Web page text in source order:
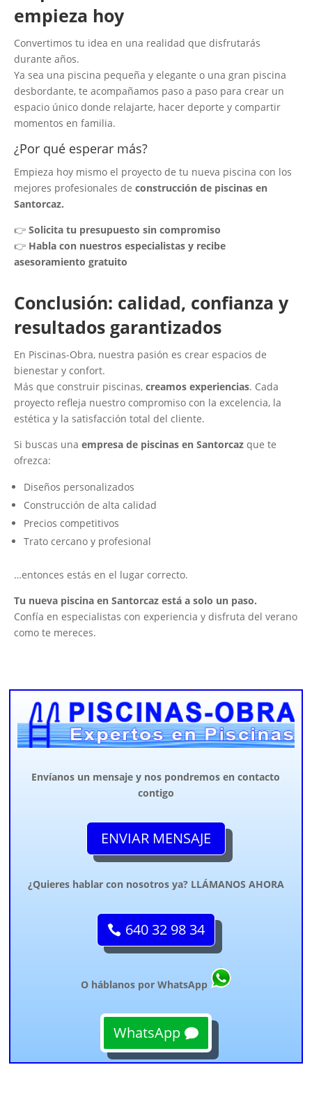
empieza hoy
Convertimos tu idea en una realidad que disfrutarás
durante años.
Ya sea una piscina pequeña y elegante o una gran piscina
desbordante, te acompañamos paso a paso para crear un
espacio único donde relajarte, hacer deporte y compartir
momentos en familia.
¿Por qué esperar más?
Empieza hoy mismo el proyecto de tu nueva piscina con los
mejores profesionales de construcción de piscinas en
Santorcaz.
👉 Solicita tu presupuesto sin compromiso
👉 Habla con nuestros especialistas y recibe
asesoramiento gratuito
Conclusión: calidad, confianza y
resultados garantizados
En Piscinas-Obra, nuestra pasión es crear espacios de
bienestar y confort.
Más que construir piscinas, creamos experiencias. Cada
proyecto refleja nuestro compromiso con la excelencia, la
estética y la satisfacción total del cliente.
Si buscas una empresa de piscinas en Santorcaz que te
ofrezca:
Diseños personalizados
Construcción de alta calidad
Precios competitivos
Trato cercano y profesional
…entonces estás en el lugar correcto.
Tu nueva piscina en Santorcaz está a solo un paso.
Confía en especialistas con experiencia y disfruta del verano
como te mereces.
Envíanos un mensaje y nos pondremos en contacto
contigo
ENVIAR MENSAJE
¿Quieres hablar con nosotros ya? LLÁMANOS AHORA
640 32 98 34
O háblanos por WhatsApp
WhatsApp